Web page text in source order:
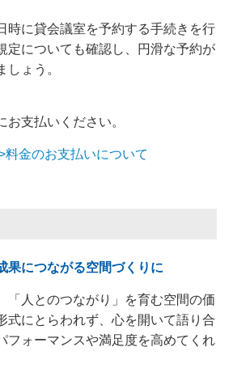
時に貸会議室を予約する手続きを行
定についても確認し、円滑な予約が
しょう。
支払いください。
料金のお支払いについて
果につながる空間づくりに
「人とのつながり」を育む空間の価
式にとらわれず、心を開いて語り合
フォーマンスや満足度を高めてくれ